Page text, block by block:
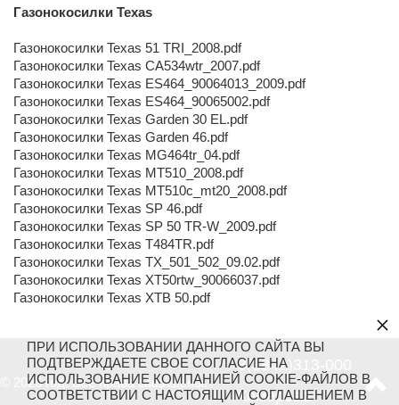
Газонокосилки Texas
Газонокосилки Texas 51 TRI_2008.pdf
Газонокосилки Texas CA534wtr_2007.pdf
Газонокосилки Texas ES464_90064013_2009.pdf
Газонокосилки Texas ES464_90065002.pdf
Газонокосилки Texas Garden 30 EL.pdf
Газонокосилки Texas Garden 46.pdf
Газонокосилки Texas MG464tr_04.pdf
Газонокосилки Texas MT510_2008.pdf
Газонокосилки Texas MT510c_mt20_2008.pdf
Газонокосилки Texas SP 46.pdf
Газонокосилки Texas SP 50 TR-W_2009.pdf
Газонокосилки Texas T484TR.pdf
Газонокосилки Texas TX_501_502_09.02.pdf
Газонокосилки Texas XT50rtw_90066037.pdf
Газонокосилки Texas XTB 50.pdf
© 2026 год. Все права защищены.
8(3842)313-000
Кемерово
ПРИ ИСПОЛЬЗОВАНИИ ДАННОГО САЙТА ВЫ
ПОДТВЕРЖДАЕТЕ СВОЕ СОГЛАСИЕ НА
ИСПОЛЬЗОВАНИЕ КОМПАНИЕЙ COOKIE-ФАЙЛОВ В
СООТВЕТСТВИИ С НАСТОЯЩИМ СОГЛАШЕНИЕМ В
×